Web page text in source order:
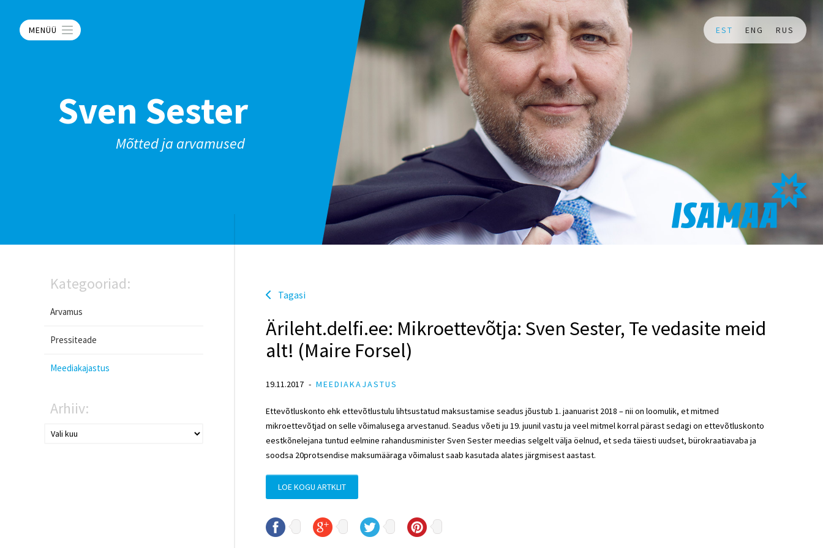
MENÜÜ EST ENG RUS
Sven Sester
Mõtted ja arvamused
Kategooriad:
Arvamus
Pressiteade
Meediakajastus
Arhiiv:
Tagasi
Ärileht.delfi.ee: Mikroettevõtja: Sven Sester, Te vedasite meid
alt! (Maire Forsel)
19.11.2017 MEEDIAKAJASTUS
Ettevõtluskonto ehk ettevõtlustulu lihtsustatud maksustamise seadus jõustub 1. jaanuarist 2018 – nii on loomulik, et mitmed
mikroettevõtjad on selle võimalusega arvestanud. Seadus võeti ju 19. juunil vastu ja veel mitmel korral pärast sedagi on ettevõtluskonto
eestkõnelejana tuntud eelmine rahandusminister Sven Sester meedias selgelt välja öelnud, et seda täiesti uudset, bürokraatiavaba ja
soodsa 20protsendise maksumääraga võimalust saab kasutada alates järgmisest aastast.
LOE KOGU ARTKLIT